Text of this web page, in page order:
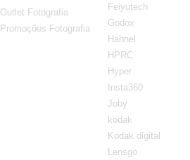
Outlet Fotografia
Promoções Fotografia
Feiyutech
Godox
Hahnel
HPRC
Hyper
Insta360
Joby
kodak
Kodak digital
Lensgo